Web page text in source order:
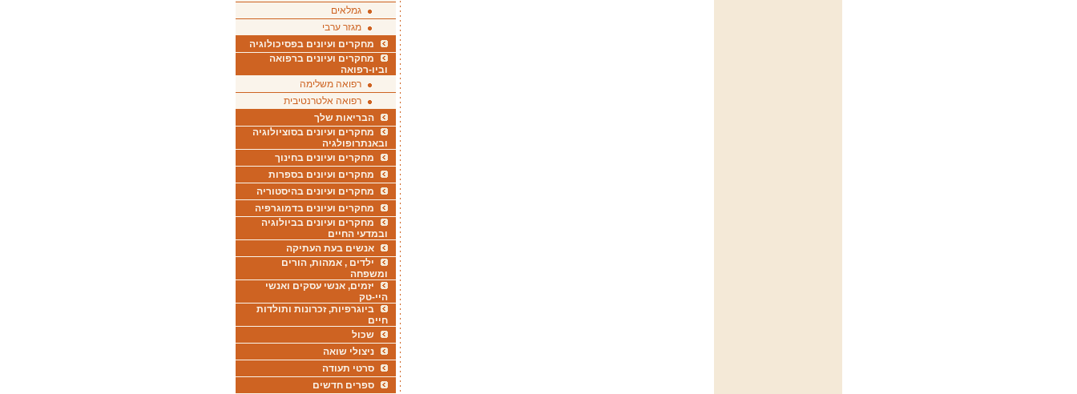
גמלאים
מגזר ערבי
מחקרים ועיונים בפסיכולוגיה
מחקרים ועיונים ברפואה
וביו-רפואה
רפואה משלימה
רפואה אלטרנטיבית
הבריאות שלך
מחקרים ועיונים בסוציולוגיה
ובאנתרופולגיה
מחקרים ועיונים בחינוך
מחקרים ועיונים בספרות
מחקרים ועיונים בהיסטוריה
מחקרים ועיונים בדמוגרפיה
מחקרים ועיונים בביולוגיה
ובמדעי החיים
אנשים בעת העתיקה
ילדים , אמהות, הורים
ומשפחה
יזמים, אנשי עסקים ואנשי
היי-טק
ביוגרפיות, זכרונות ותולדות
חיים
שכול
ניצולי שואה
סרטי תעודה
ספרים חדשים